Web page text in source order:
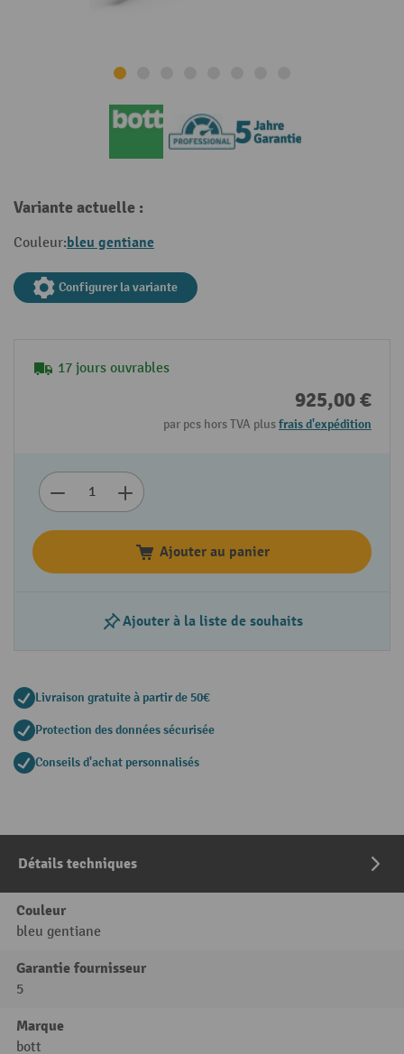
Variante actuelle :
Couleur:bleu gentiane
Configurer la variante
17 jours ouvrables
925,00 €
par pcs hors TVA plusfrais d'expédition
Ajouter au panier
Ajouter à la liste de souhaits
Livraison gratuite à partir de 50€
Protection des données sécurisée
Conseils d'achat personnalisés
Détails techniques
Couleur
bleu gentiane
Garantie fournisseur
5
Marque
bott